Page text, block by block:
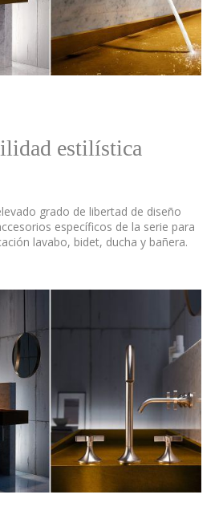
estilística
grado de libertad de diseño
específicos de la serie para
lavabo, bidet, ducha y bañera.